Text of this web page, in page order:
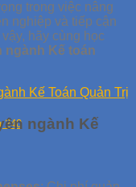
240
trong việc nâng
nghiệp và tiếp cận
hãy cùng học
ngành Kế toán
ngành Kế